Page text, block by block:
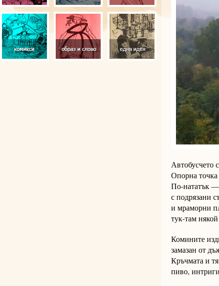
Автобусчето
Опорна точка
По-нататък
с подрязани
и мраморни
тук-там
Комините
замазан от
Кръчмата и
пиво,